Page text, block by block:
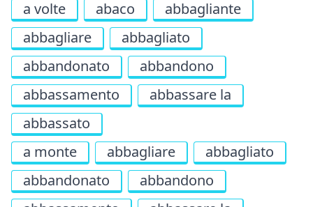
a volte abaco
abbagliante
abbagliare
abbagliato
abbandonato
abbandono
abbassamento
abbassare la
abbassato
a monte
abbagliare
abbagliato
abbandonato
abbandono